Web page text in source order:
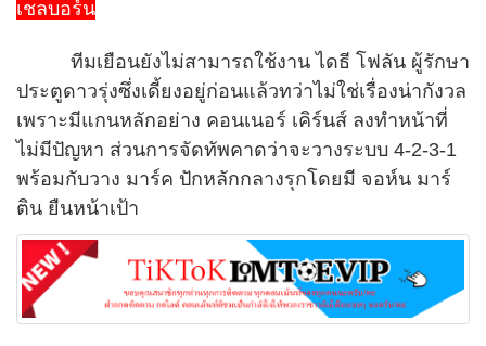
เชลบอร์น
ทีมเยือนยังไม่สามารถใช้งาน ไดธี โฟลัน ผู้รักษา
ประตูดาวรุ่งซึ่งเดี้ยงอยู่ก่อนแล้วทว่าไม่ใช่เรื่องน่ากังวล
เพราะมีแกนหลักอย่าง คอนเนอร์ เคิร์นส์ ลงทำหน้าที่
ไม่มีปัญหา ส่วนการจัดทัพคาดว่าจะวางระบบ 4-2-3-1
พร้อมกับวาง มาร์ค ปักหลักกลางรุกโดยมี จอห์น มาร์
ติน ยืนหน้าเป้า